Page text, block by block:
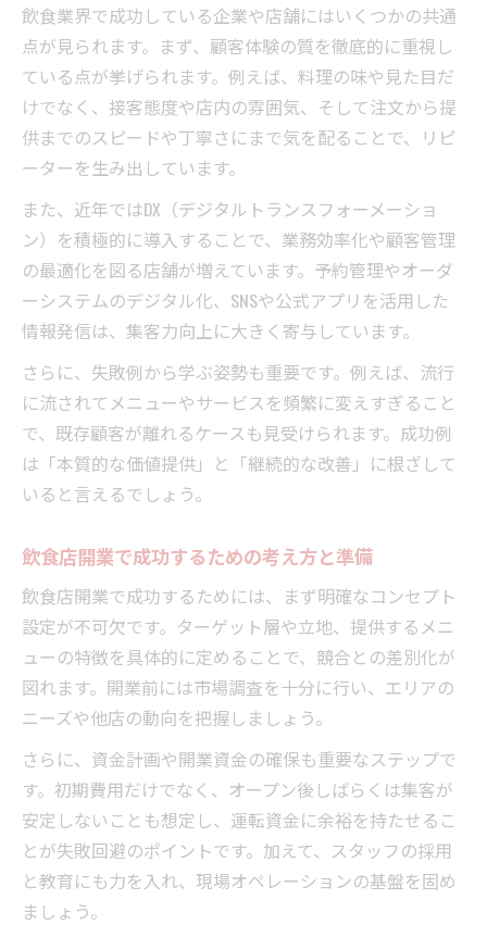
飲食店DX事例から学べる実践的な活用法の
紹介
飲食業界のDX失敗事例に学ぶ落とし穴と対
策
飲食店DXとは何かをわかりやすく解説する
飲食DXによる業務効率化と顧客体験向上の
実例
集客力強化に繋がる飲食の実践例徹底分析
飲食店集客アイデアで実際に効果が出た事
例
飲食マーケティング企業に学ぶ戦略の考え
方
飲食店 面白い取り組みで集客増加した秘訣
飲食業界の成功事例で集客を強化した方法
飲食店のSNSやホームページ活用の実態分析
飲食店DX失敗事例にみる現場運用の課題と
は
飲食業界でよくある失敗の根本的な要因分
析
飲食店が潰れる平均率とその背景を考察す
る
飲食で廃業を防ぐための具体的な実践ポイ
ント
飲食業界で失敗確率を下げるための準備方
法
進化する飲食の集客マーケティング最新事情
飲食業界で成功している企業や店舗にはいくつかの共通
点が見られます。まず、顧客体験の質を徹底的に重視し
ている点が挙げられます。例えば、料理の味や見た目だ
けでなく、接客態度や店内の雰囲気、そして注文から提
供までのスピードや丁寧さにまで気を配ることで、リピ
ーターを生み出しています。
また、近年ではDX（デジタルトランスフォーメーショ
ン）を積極的に導入することで、業務効率化や顧客管理
の最適化を図る店舗が増えています。予約管理やオーダ
ーシステムのデジタル化、SNSや公式アプリを活用した
情報発信は、集客力向上に大きく寄与しています。
さらに、失敗例から学ぶ姿勢も重要です。例えば、流行
に流されてメニューやサービスを頻繁に変えすぎること
で、既存顧客が離れるケースも見受けられます。成功例
は「本質的な価値提供」と「継続的な改善」に根ざして
いると言えるでしょう。
飲食店開業で成功するための考え方と準備
飲食店開業で成功するためには、まず明確なコンセプト
設定が不可欠です。ターゲット層や立地、提供するメニ
ューの特徴を具体的に定めることで、競合との差別化が
図れます。開業前には市場調査を十分に行い、エリアの
ニーズや他店の動向を把握しましょう。
さらに、資金計画や開業資金の確保も重要なステップで
す。初期費用だけでなく、オープン後しばらくは集客が
安定しないことも想定し、運転資金に余裕を持たせるこ
とが失敗回避のポイントです。加えて、スタッフの採用
と教育にも力を入れ、現場オペレーションの基盤を固め
ましょう。